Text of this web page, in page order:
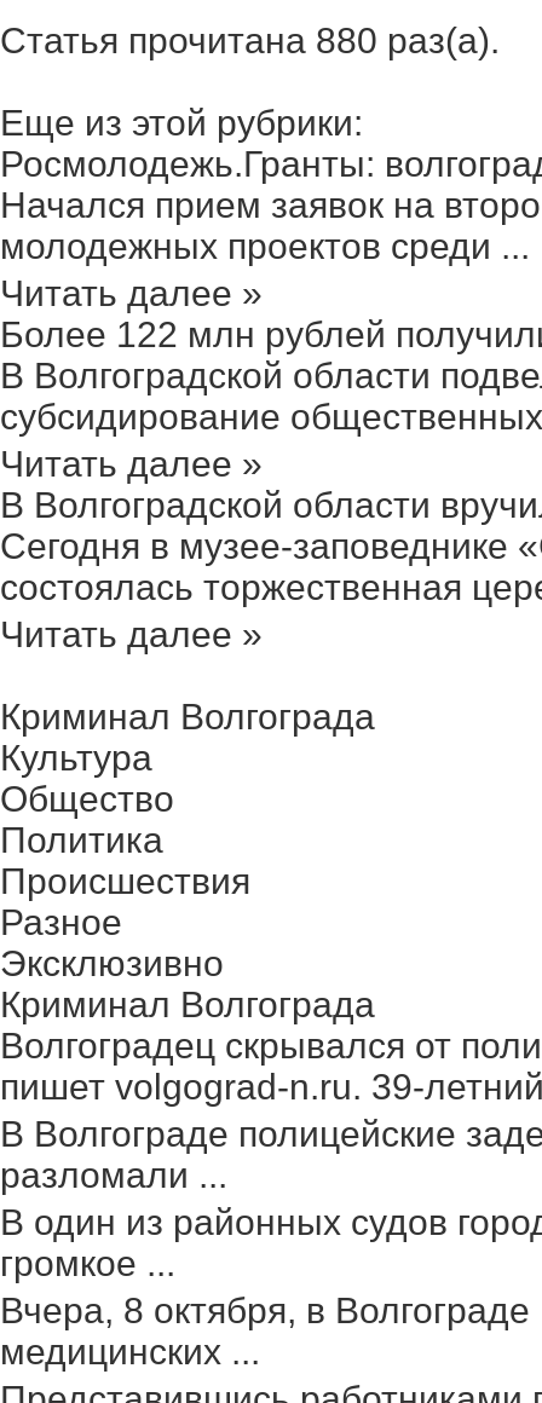
Статья прочитана 880 раз(a).
Еще из этой рубрики:
Росмолодежь.Гранты:
Начался прием заявок на
молодежных проектов среди ...
Читать далее »
Более 122 млн рублей
В Волгоградской области
субсидирование
Читать далее »
В Волгоградской области
Сегодня в музее-заповеднике
состоялась торжественная
Читать далее »
Криминал Волгограда
Культура
Общество
Политика
Происшествия
Разное
Эксклюзивно
Криминал Волгограда
Волгоградец скрывался от
пишет volgograd-n.ru. 39-
В Волгограде полицейские
разломали ...
В один из районных судов
громкое ...
Вчера, 8 октября, в
медицинских ...